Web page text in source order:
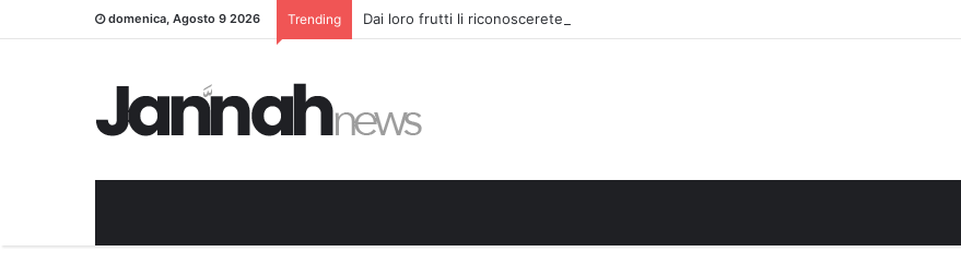
domenica, Agosto 9 2026 Trending Dai loro frutti li riconoscerete